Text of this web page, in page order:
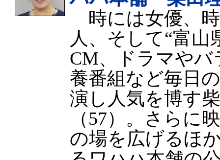
時には女優、
人、そして“富山
CM、ドラマや
養番組など毎日
演し人気を博す
（57）。さらに
の場を広げるほ